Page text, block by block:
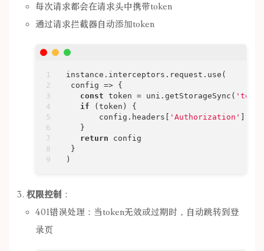
每次请求都会在请求头中携带token
通过请求拦截器自动添加token
instance.interceptors.request.use(
config => {
const token = uni.getStorageSync(
if (token) {
       config.headers[
'Authorization'
   }
return config
}
)
权限控制 ：
401错误处理：当token无效或过期时，自动跳转到登
录页